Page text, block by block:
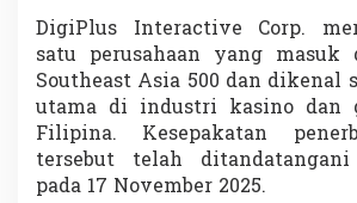
n
v
e
r
s
H
DigiPlus Interactive Corp.
satu perusahaan yang masuk
Southeast Asia 500 dan dikenal
utama di industri kasino
Filipina. Kesepakatan
tersebut telah
pada 17 November 2025.